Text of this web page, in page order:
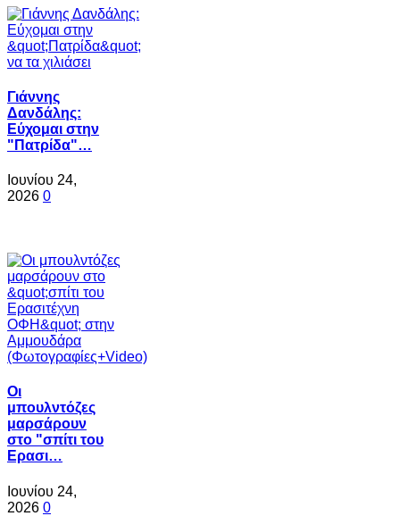
Γιάννης
Δανδάλης:
Εύχομαι στην
"Πατρίδα"…
Ιουνίου 24,
2026 0
Oι
μπουλντόζες
μαρσάρουν
στο "σπίτι του
Ερασι…
Ιουνίου 24,
2026 0